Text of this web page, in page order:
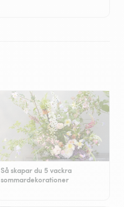
Så skapar du 5 vackra
sommardekorationer